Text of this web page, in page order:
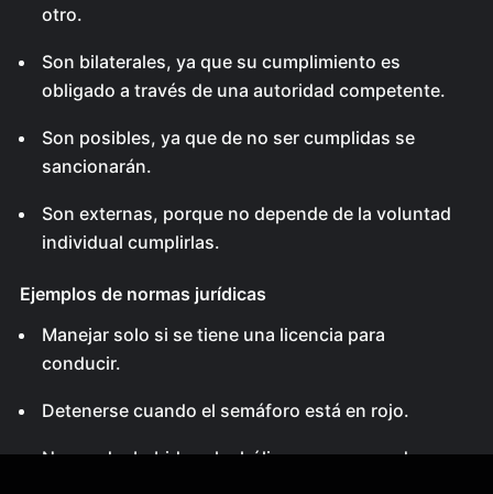
otro.
Son bilaterales, ya que su cumplimiento es
obligado a través de una autoridad competente.
Son posibles, ya que de no ser cumplidas se
sancionarán.
Son externas, porque no depende de la voluntad
individual cumplirlas.
Ejemplos de normas jurídicas
Manejar solo si se tiene una licencia para
conducir.
Detenerse cuando el semáforo está en rojo.
No vender bebidas alcohólicas a menores de